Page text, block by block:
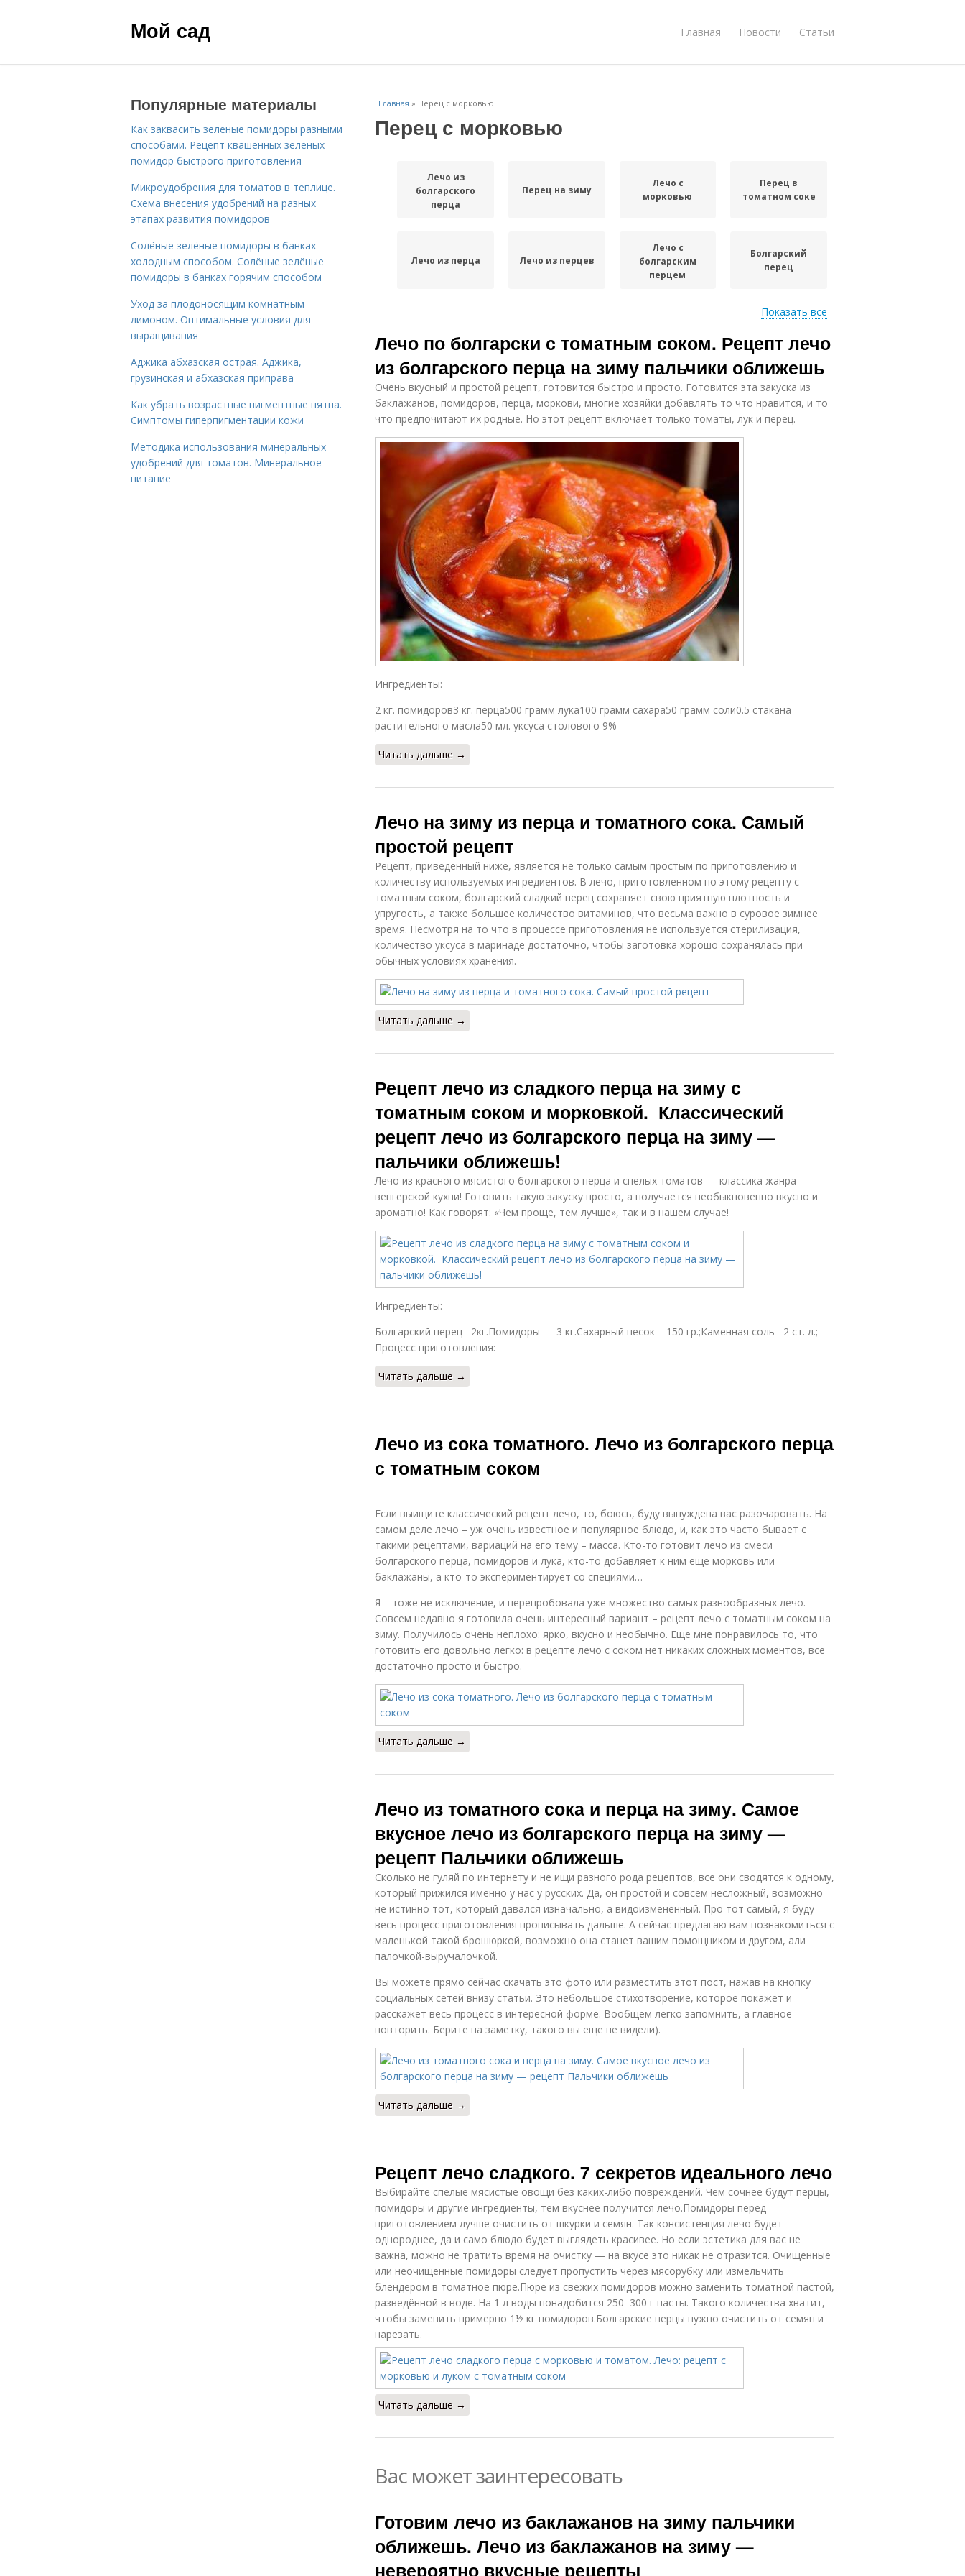
Мой сад Главная Новости Статьи
Главная » Перец с морковью
Перец с морковью
Лечо из
болгарского
перца
Перец на зиму
Лечо с
морковью
Перец в
томатном соке
Лечо из перца Лечо из перцев
Лечо с
болгарским
перцем
Болгарский
перец
перца
перец
пастой
томатным соком
Сок с морковью
Рецепт с
морковью
Паста из
болгарского
перца
Сладкий перец
Перец в томате
Показать все
Лечо по болгарски с томатным соком. Рецепт лечо
из болгарского перца на зиму пальчики оближешь
Очень вкусный и простой рецепт, готовится быстро и просто. Готовится эта закуска из
баклажанов, помидоров, перца, моркови, многие хозяйки добавлять то что нравится, и то
что предпочитают их родные. Но этот рецепт включает только томаты, лук и перец.
Ингредиенты:
2 кг. помидоров3 кг. перца500 грамм лука100 грамм сахара50 грамм соли0.5 стакана
растительного масла50 мл. уксуса столового 9%
Читать дальше →
Лечо на зиму из перца и томатного сока. Самый
простой рецепт
Рецепт, приведенный ниже, является не только самым простым по приготовлению и
количеству используемых ингредиентов. В лечо, приготовленном по этому рецепту с
томатным соком, болгарский сладкий перец сохраняет свою приятную плотность и
упругость, а также большее количество витаминов, что весьма важно в суровое зимнее
время. Несмотря на то что в процессе приготовления не используется стерилизация,
количество уксуса в маринаде достаточно, чтобы заготовка хорошо сохранялась при
обычных условиях хранения.
Читать дальше →
Рецепт лечо из сладкого перца на зиму с
томатным соком и морковкой. Классический
рецепт лечо из болгарского перца на зиму —
пальчики оближешь!
Лечо из красного мясистого болгарского перца и спелых томатов — классика жанра
венгерской кухни! Готовить такую закуску просто, а получается необыкновенно вкусно и
ароматно! Как говорят: «Чем проще, тем лучше», так и в нашем случае!
Ингредиенты:
Болгарский перец –2кг.Помидоры — 3 кг.Сахарный песок – 150 гр.;Каменная соль –2 ст. л.;
Процесс приготовления:
Читать дальше →
Лечо из сока томатного. Лечо из болгарского перца
с томатным соком
Если выищите классический рецепт лечо, то, боюсь, буду вынуждена вас разочаровать. На
самом деле лечо – уж очень известное и популярное блюдо, и, как это часто бывает с
такими рецептами, вариаций на его тему – масса. Кто-то готовит лечо из смеси
болгарского перца, помидоров и лука, кто-то добавляет к ним еще морковь или
баклажаны, а кто-то экспериментирует со специями…
Я – тоже не исключение, и перепробовала уже множество самых разнообразных лечо.
Совсем недавно я готовила очень интересный вариант – рецепт лечо с томатным соком на
зиму. Получилось очень неплохо: ярко, вкусно и необычно. Еще мне понравилось то, что
готовить его довольно легко: в рецепте лечо с соком нет никаких сложных моментов, все
достаточно просто и быстро.
Читать дальше →
Лечо из томатного сока и перца на зиму. Самое
вкусное лечо из болгарского перца на зиму —
рецепт Пальчики оближешь
Сколько не гуляй по интернету и не ищи разного рода рецептов, все они сводятся к одному,
который прижился именно у нас у русских. Да, он простой и совсем несложный, возможно
не истинно тот, который давался изначально, а видоизмененный. Про тот самый, я буду
весь процесс приготовления прописывать дальше. А сейчас предлагаю вам познакомиться с
маленькой такой брошюркой, возможно она станет вашим помощником и другом, али
палочкой-выручалочкой.
Вы можете прямо сейчас скачать это фото или разместить этот пост, нажав на кнопку
социальных сетей внизу статьи. Это небольшое стихотворение, которое покажет и
расскажет весь процесс в интересной форме. Вообщем легко запомнить, а главное
повторить. Берите на заметку, такого вы еще не видели).
Читать дальше →
Рецепт лечо сладкого. 7 секретов идеального лечо
Выбирайте спелые мясистые овощи без каких-либо повреждений. Чем сочнее будут перцы,
помидоры и другие ингредиенты, тем вкуснее получится лечо.Помидоры перед
приготовлением лучше очистить от шкурки и семян. Так консистенция лечо будет
однороднее, да и само блюдо будет выглядеть красивее. Но если эстетика для вас не
важна, можно не тратить время на очистку — на вкусе это никак не отразится. Очищенные
или неочищенные помидоры следует пропустить через мясорубку или измельчить
блендером в томатное пюре.Пюре из свежих помидоров можно заменить томатной пастой,
разведённой в воде. На 1 л воды понадобится 250–300 г пасты. Такого количества хватит,
чтобы заменить примерно 1½ кг помидоров.Болгарские перцы нужно очистить от семян и
нарезать.
Читать дальше →
Вас может заинтересовать
Готовим лечо из баклажанов на зиму пальчики
оближешь. Лечо из баклажанов на зиму —
невероятно вкусные рецепты
Популярные материалы
Как заквасить зелёные помидоры разными
способами. Рецепт квашенных зеленых
помидор быстрого приготовления
Микроудобрения для томатов в теплице.
Схема внесения удобрений на разных
этапах развития помидоров
Солёные зелёные помидоры в банках
холодным способом. Солёные зелёные
помидоры в банках горячим способом
Уход за плодоносящим комнатным
лимоном. Оптимальные условия для
выращивания
Аджика абхазская острая. Аджика,
грузинская и абхазская приправа
Как убрать возрастные пигментные пятна.
Симптомы гиперпигментации кожи
Методика использования минеральных
удобрений для томатов. Минеральное
питание